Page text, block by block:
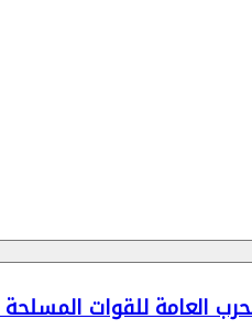
العامة للقوات المسلحة